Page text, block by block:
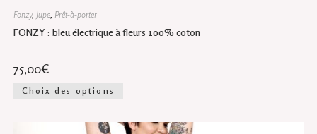
Fonzy, Jupe, Prêt-à-porter
FONZY : bleu électrique à fleurs 100% coton
75,00€
Choix des options
variations.